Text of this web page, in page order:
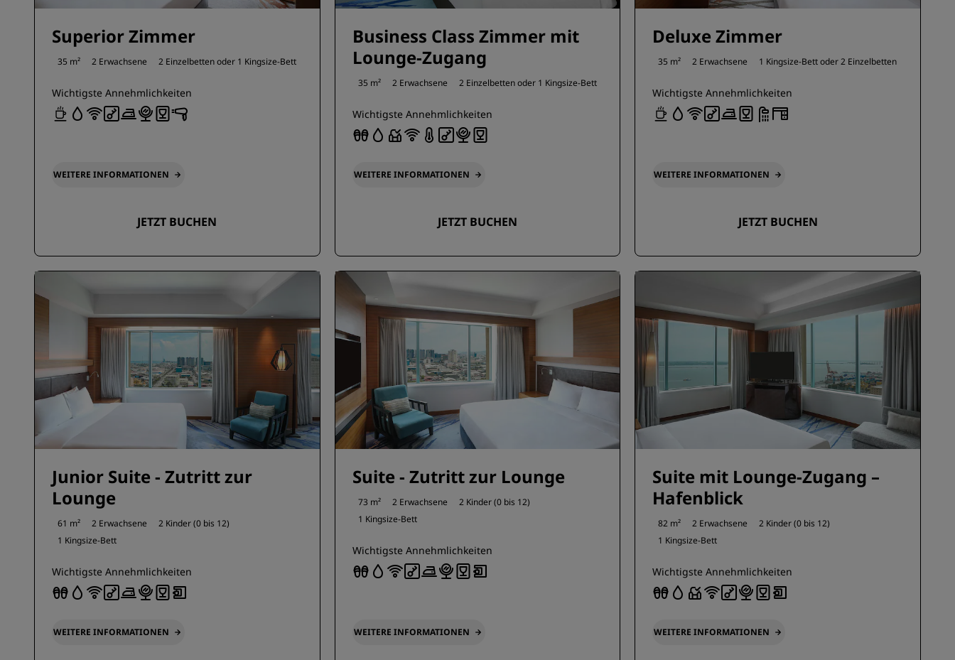
Superior Zimmer
35 m² 2 Erwachsene 2 Einzelbetten oder 1 Kingsize-Bett
Wichtigste Annehmlichkeiten
WEITERE INFORMATIONEN
JETZT BUCHEN
Business Class Zimmer mit
Lounge-Zugang
35 m² 2 Erwachsene 2 Einzelbetten oder 1 Kingsize-Bett
Wichtigste Annehmlichkeiten
WEITERE INFORMATIONEN
JETZT BUCHEN
Deluxe Zimmer
35 m² 2 Erwachsene 1 Kingsize-Bett oder2 Einzelbetten
Wichtigste Annehmlichkeiten
WEITERE INFORMATIONEN
JETZT BUCHEN
Junior Suite - Zutritt zur
Lounge
61 m² 2 Erwachsene
2 Kinder (0 bis 12)
1 Kingsize-Bett
Wichtigste Annehmlichkeiten
WEITERE INFORMATIONEN
Suite - Zutritt zur Lounge
73 m² 2 Erwachsene
2 Kinder (0 bis 12)
1 Kingsize-Bett
Wichtigste Annehmlichkeiten
WEITERE INFORMATIONEN
Suite mit Lounge-Zugang –
Hafenblick
82 m² 2 Erwachsene
2 Kinder (0 bis 12)
1 Kingsize-Bett
Wichtigste Annehmlichkeiten
WEITERE INFORMATIONEN